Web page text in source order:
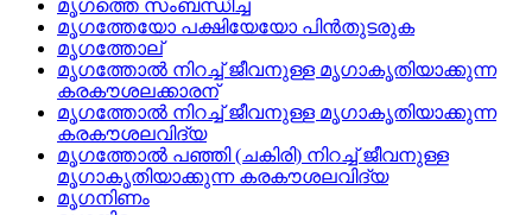
മൃഗത്തെ സംബന്ധിച്ച
മൃഗത്തേയോ പക്ഷിയേയോ പിന്‍തുടരുക
മൃഗത്തോല്
മൃഗത്തോല്‍ നിറച്ച്‌ ജീവനുള്ള മൃഗാകൃതിയാക്കുന്ന
കരകൗശലക്കാരന്
മൃഗത്തോല്‍ നിറച്ച്‌ ജീവനുള്ള മൃഗാകൃതിയാക്കുന്ന
കരകൗശലവിദ്യ
മൃഗത്തോല്‍ പഞ്ഞി (ചകിരി) നിറച്ച്‌ ജീവനുള്ള
മൃഗാകൃതിയാക്കുന്ന കരകൗശലവിദ്യ
മൃഗനിണം